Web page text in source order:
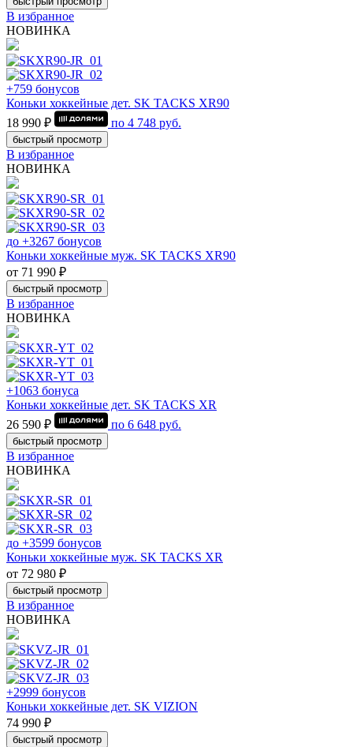
В избранное
НОВИНКА
+759 бонусов
Коньки хоккейные дет. SK TACKS XR90
18 990 ₽
по 4 748 руб.
быстрый просмотр
В избранное
НОВИНКА
до +3267 бонусов
Коньки хоккейные муж. SK TACKS XR90
от 71 990 ₽
быстрый просмотр
В избранное
НОВИНКА
+1063 бонуса
Коньки хоккейные дет. SK TACKS XR
26 590 ₽
по 6 648 руб.
быстрый просмотр
В избранное
НОВИНКА
до +3599 бонусов
Коньки хоккейные муж. SK TACKS XR
от 72 980 ₽
быстрый просмотр
В избранное
НОВИНКА
+2999 бонусов
Коньки хоккейные дет. SK VIZION
74 990 ₽
быстрый просмотр